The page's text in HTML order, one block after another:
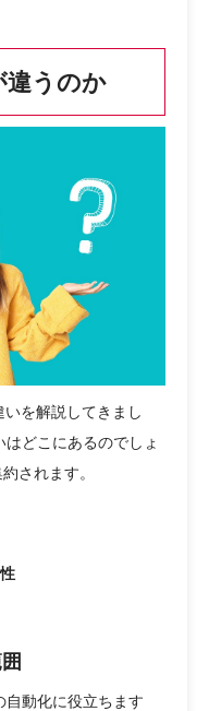
違うのか
いを解説してきまし
どこにあるのでしょ
されます。
自動化に役立ちます